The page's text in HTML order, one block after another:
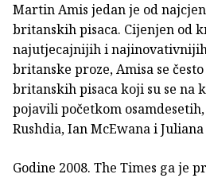
Martin Amis jedan je od
britanskih pisaca. Cijenjen od
najutjecajnijih i
britanske proze, Amisa se
britanskih pisaca koji su se na
pojavili početkom
Rushdia, Ian McEwana i
Godine 2008. The Times ga je